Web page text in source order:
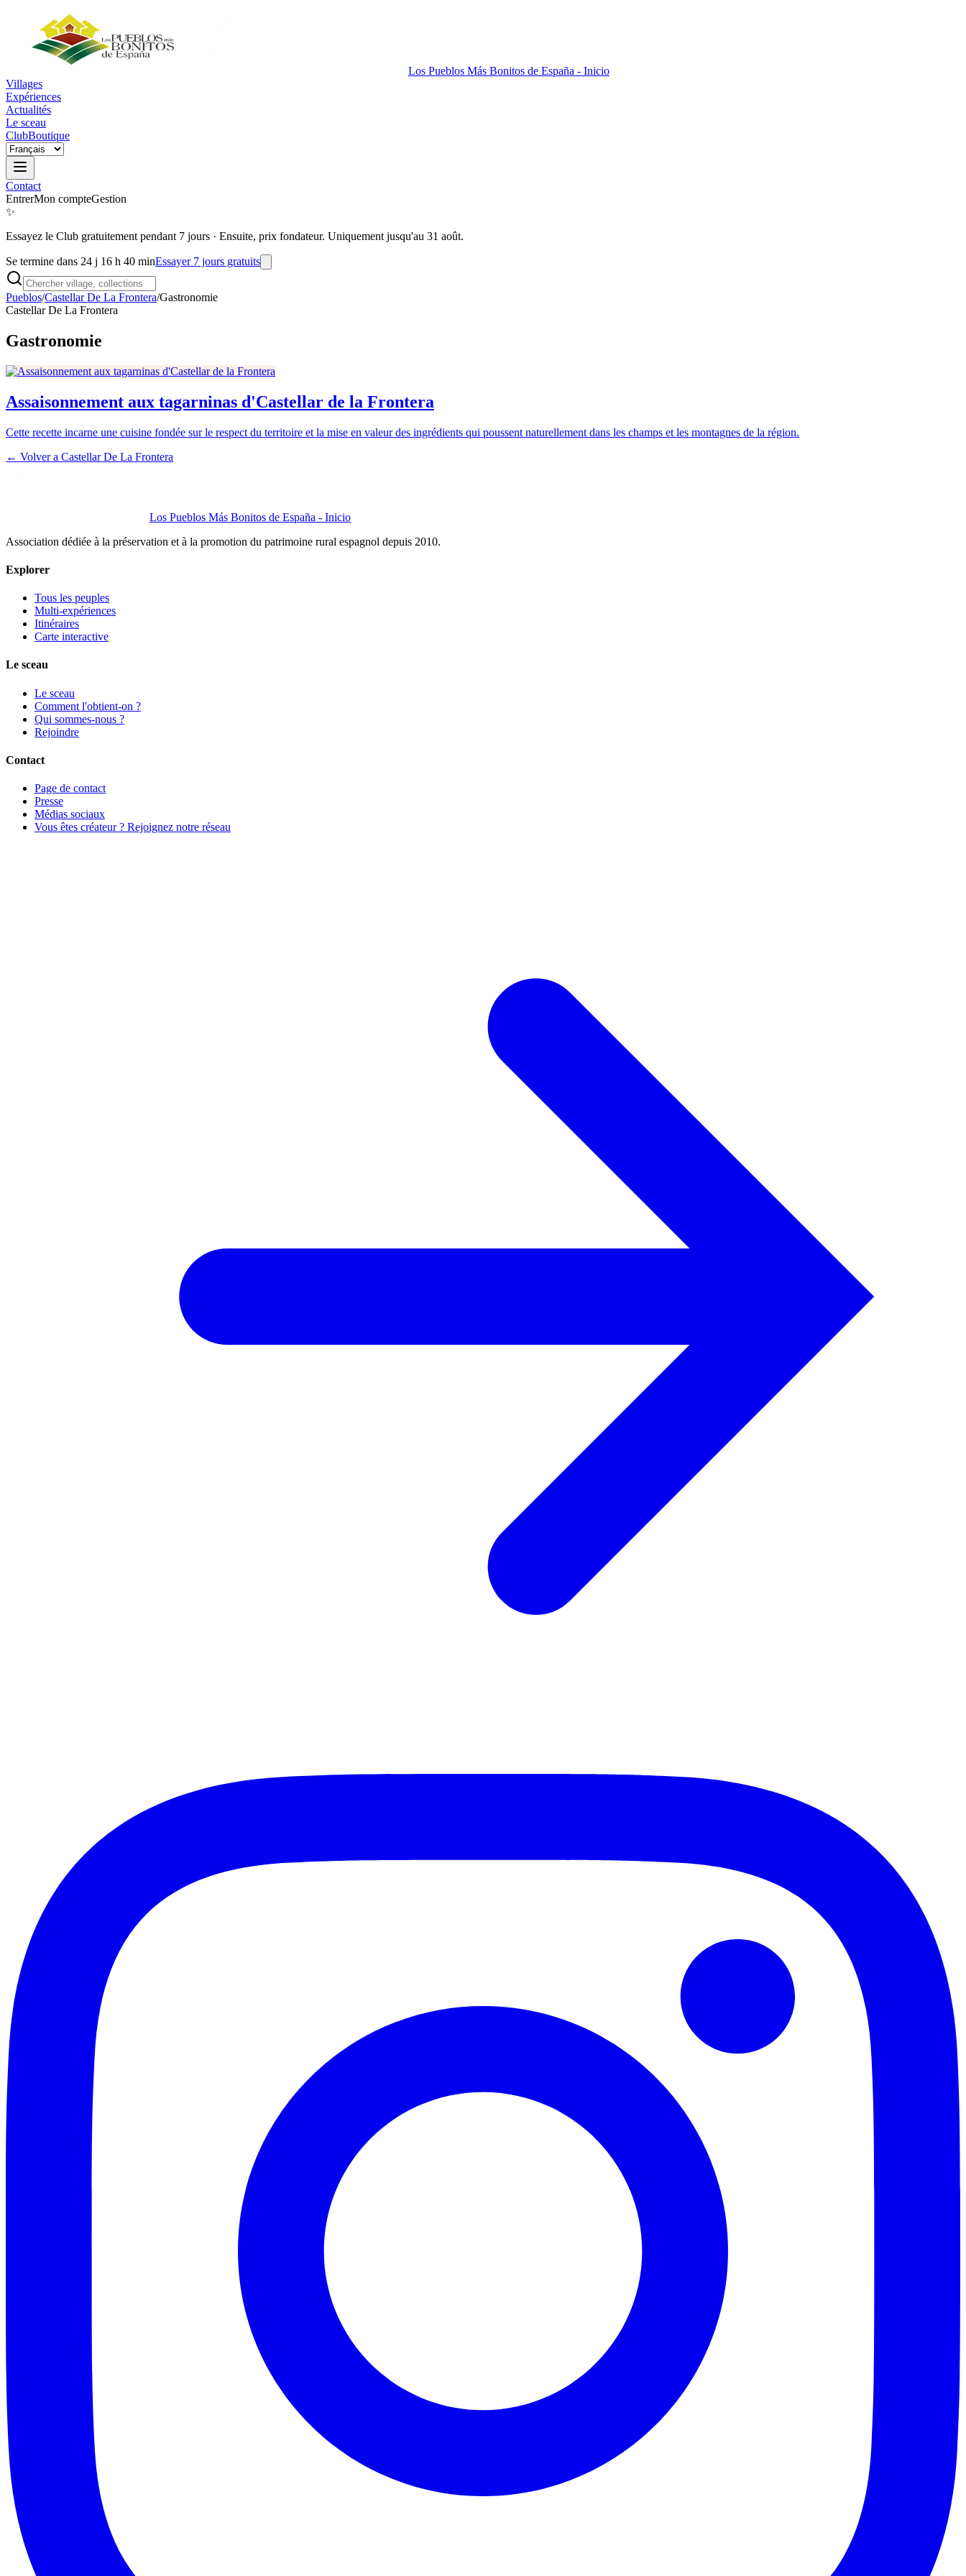
Los Pueblos Más Bonitos de España - Inicio
Villages
Expériences
Actualités
Le sceau
ClubBoutique
Contact
EntrerMon compteGestion
✨
Essayez le Club gratuitement pendant 7 jours · Ensuite, prix fondateur. Uniquement jusqu'au 31 août.
Se termine dans 24 j 16 h 40 minEssayer 7 jours gratuits
Pueblos/Castellar De La Frontera/Gastronomie
Castellar De La Frontera
Gastronomie
Assaisonnement aux tagarninas d'Castellar de la Frontera
Cette recette incarne une cuisine fondée sur le respect du territoire et la mise en valeur des ingrédients qui poussent naturellement dans les champs et les montagnes de la région.
← Volver a Castellar De La Frontera
Los Pueblos Más Bonitos de España - Inicio
Association dédiée à la préservation et à la promotion du patrimoine rural espagnol depuis 2010.
Explorer
Tous les peuples
Multi-expériences
Itinéraires
Carte interactive
Le sceau
Le sceau
Comment l'obtient-on ?
Qui sommes-nous ?
Rejoindre
Contact
Page de contact
Presse
Médias sociaux
Vous êtes créateur ? Rejoignez notre réseau